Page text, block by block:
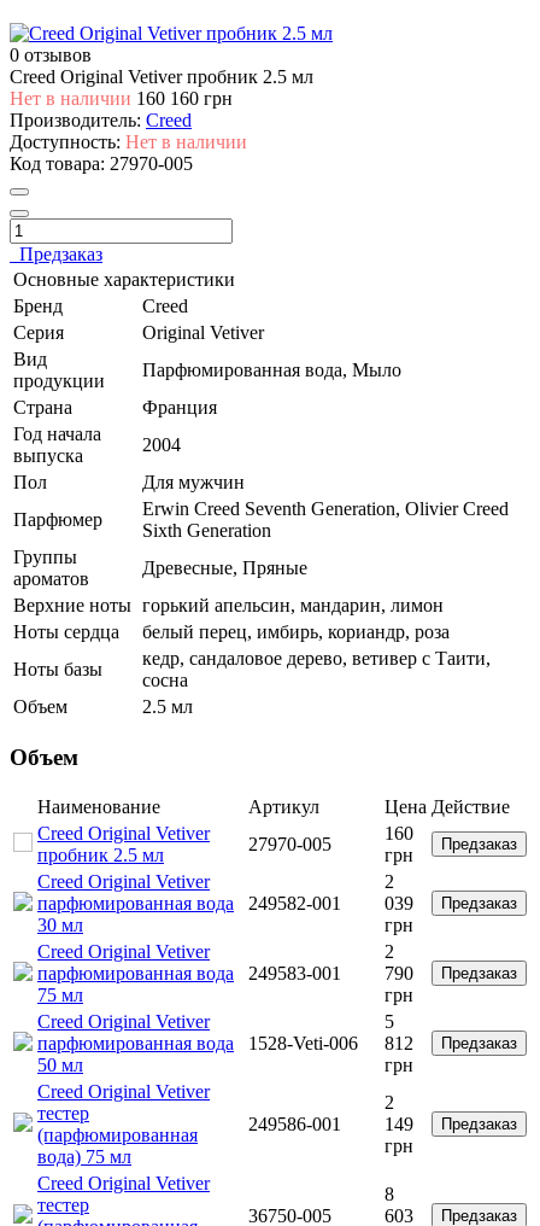
0 отзывов
Creed Original Vetiver пробник 2.5 мл
Нет в наличии 160 160 грн
Производитель: Creed
Доступность: Нет в наличии
Код товара: 27970-005
Предзаказ
Основные характеристики
Бренд
Creed
Серия
Original Vetiver
Вид
продукции
Парфюмированная вода, Мыло
Страна
Франция
Год начала
выпуска
2004
Пол
Для мужчин
Парфюмер
Erwin Creed Seventh Generation, Olivier Creed
Sixth Generation
Группы
ароматов
Древесные, Пряные
Верхние ноты горький апельсин, мандарин, лимон
Ноты сердца
белый перец, имбирь, кориандр, роза
Ноты базы
кедр, сандаловое дерево, ветивер с Таити,
сосна
Объем
2.5 мл
Объем
Наименование Артикул Цена Действие
Creed Original Vetiver
пробник 2.5 мл
27970-005
160
грн
Предзаказ
Creed Original Vetiver
парфюмированная вода
30 мл
249582-001
2
039
грн
Предзаказ
Creed Original Vetiver
парфюмированная вода
75 мл
249583-001
2
790
грн
Предзаказ
Creed Original Vetiver
парфюмированная вода
50 мл
1528-Veti-006
5
812
грн
Предзаказ
Creed Original Vetiver
тестер
(парфюмированная
вода) 75 мл
249586-001
2
149
грн
Предзаказ
Creed Original Vetiver
тестер
36750-005
8
603
Предзаказ